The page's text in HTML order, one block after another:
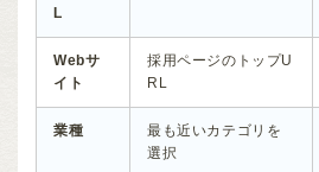
L
Webサ
イト
採用ページのトップU
RL
業種
最も近いカテゴリを
選択